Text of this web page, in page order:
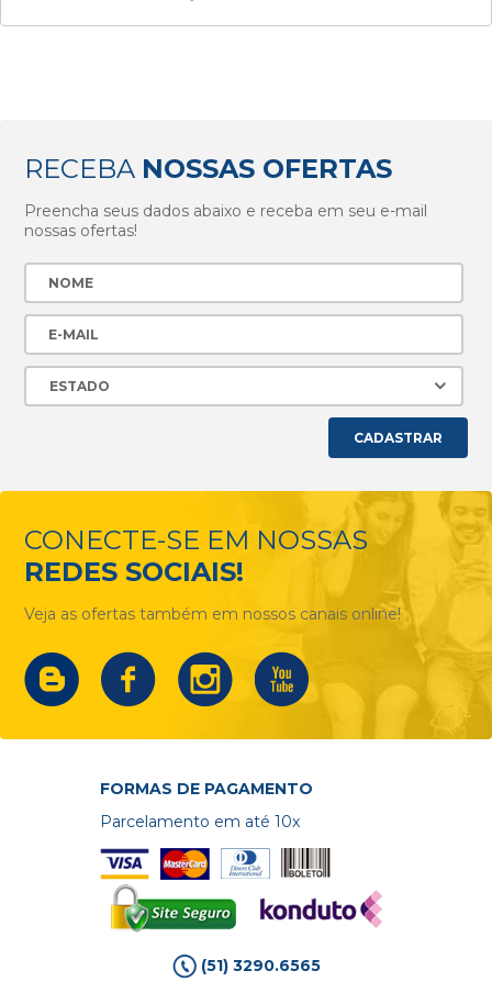
RECEBA NOSSAS OFERTAS
Preencha seus dados abaixo e receba em seu e-mail
nossas ofertas!
CADASTRAR
CONECTE-SE EM NOSSAS
REDES SOCIAIS!
Veja as ofertas também em nossos canais online!
FORMAS DE PAGAMENTO
Parcelamento em até 10x
(51) 3290.6565